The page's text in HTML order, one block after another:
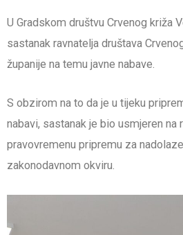
U Gradskom društvu Crvenog križa
sastanak ravnatelja društava
županije na temu javne nabave.
S obzirom na to da je u tijeku
nabavi, sastanak je bio usmjeren na
pravovremenu pripremu za
zakonodavnom okviru.